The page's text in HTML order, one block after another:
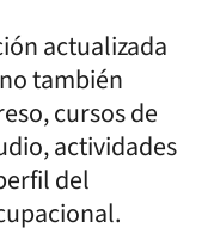
actualizada
también
cursos de
actividades
del